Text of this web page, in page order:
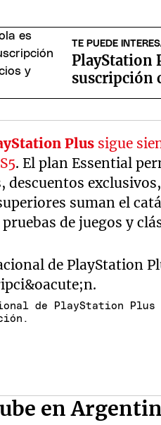
TE PUEDE
PlayStation
suscripción
Plus sigue
. El plan Essential
descuentos
suman el
pruebas de juegos y
de PlayStation
en